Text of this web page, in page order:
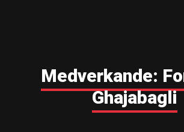
Medverkande:
Ghajabagli